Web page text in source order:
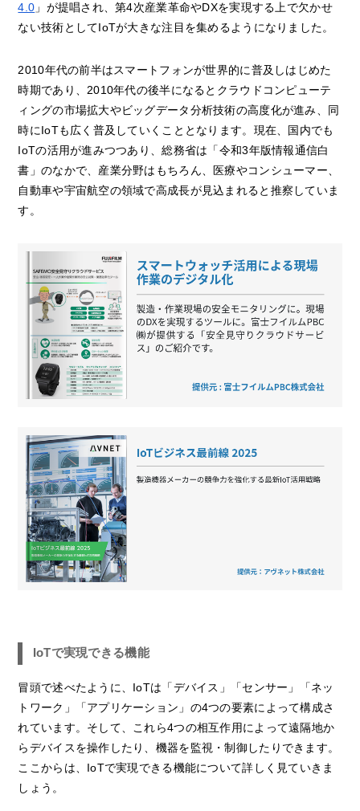
4.0 」が提唱され、第4次産業革命やDXを実現する上で欠かせ
ない技術としてIoTが大きな注目を集めるようになりました。
2010年代の前半はスマートフォンが世界的に普及しはじめた
時期であり、2010年代の後半になるとクラウドコンピューテ
ィングの市場拡大やビッグデータ分析技術の高度化が進み、同
時にIoTも広く普及していくこととなります。現在、国内でも
IoTの活用が進みつつあり、総務省は「令和3年版情報通信白
書」のなかで、産業分野はもちろん、医療やコンシューマー、
自動車や宇宙航空の領域で高成長が見込まれると推察していま
す。
IoTで実現できる機能
冒頭で述べたように、IoTは「デバイス」「センサー」「ネッ
トワーク」「アプリケーション」の4つの要素によって構成さ
れています。そして、これら4つの相互作用によって遠隔地か
らデバイスを操作したり、機器を監視・制御したりできます。
ここからは、IoTで実現できる機能について詳しく見ていきま
しょう。